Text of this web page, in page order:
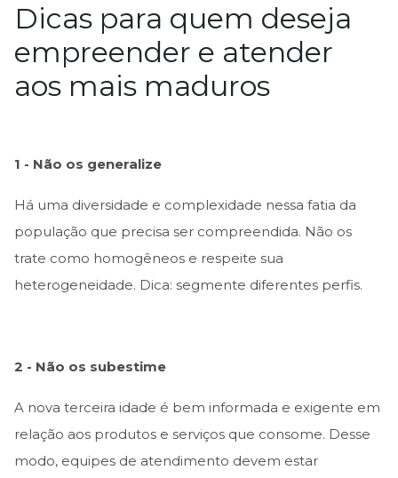
Dicas para quem deseja
empreender e atender
aos mais maduros
1 - Não os generalize
Há uma diversidade e complexidade nessa fatia da
população que precisa ser compreendida. Não os
trate como homogêneos e respeite sua
heterogeneidade. Dica: segmente diferentes perfis.
2 - Não os subestime
A nova terceira idade é bem informada e exigente em
relação aos produtos e serviços que consome. Desse
modo, equipes de atendimento devem estar